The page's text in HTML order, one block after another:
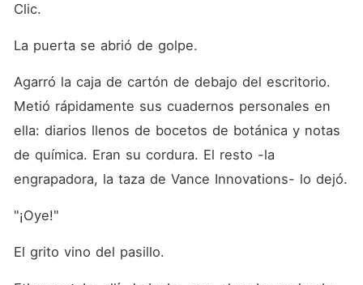
Clic.
La puerta se abrió de golpe.
Agarró la caja de cartón de debajo del escritorio.
Metió rápidamente sus cuadernos personales en
ella: diarios llenos de bocetos de botánica y notas
de química. Eran su cordura. El resto -la
engrapadora, la taza de Vance Innovations- lo dejó.
"¡Oye!"
El grito vino del pasillo.